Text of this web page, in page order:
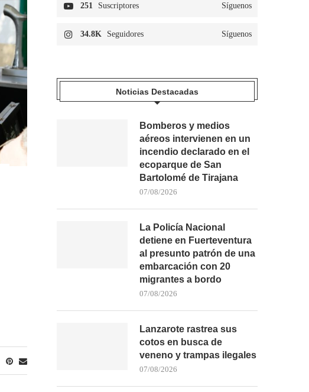
251 Suscriptores Síguenos
34.8K Seguidores Síguenos
Noticias Destacadas
Bomberos y medios
aéreos intervienen en un
incendio declarado en el
ecoparque de San
Bartolomé de Tirajana
07/08/2026
La Policía Nacional
detiene en Fuerteventura
al presunto patrón de una
embarcación con 20
migrantes a bordo
07/08/2026
Lanzarote rastrea sus
cotos en busca de
veneno y trampas ilegales
07/08/2026